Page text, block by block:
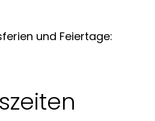
und Feiertage: